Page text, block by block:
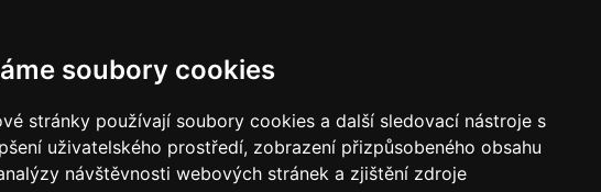
soubory cookies
stránky používají soubory cookies a další sledovací nástroje s
uživatelského prostředí, zobrazení přizpůsobeného obsahu
návštěvnosti webových stránek a zjištění zdroje
(více informací
Elektronická podatelna:
posta@msmtgov cz